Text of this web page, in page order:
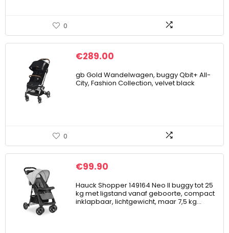
0
€289.00
gb Gold Wandelwagen, buggy Qbit+ All-
City, Fashion Collection, velvet black
0
€99.90
Hauck Shopper 149164 Neo II buggy tot 25
kg met ligstand vanaf geboorte, compact
inklapbaar, lichtgewicht, maar 7,5 kg…